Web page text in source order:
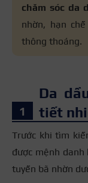
chăm sóc da
nhờn, hạn
thông thoáng.
Da
tiết
Trước khi tìm
được mệnh danh
tuyến bã nhờn